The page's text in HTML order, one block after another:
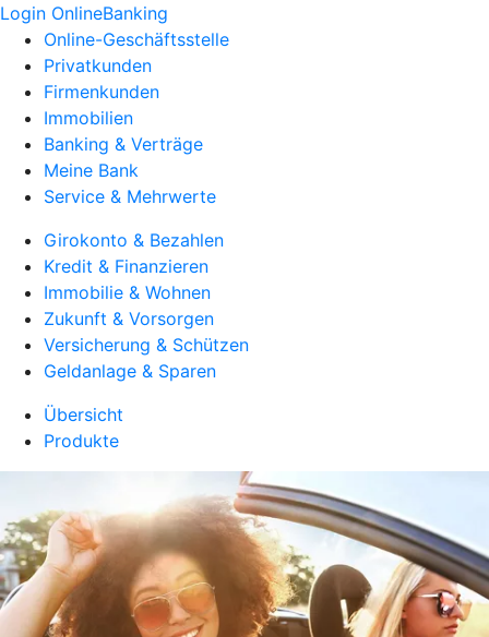
Login OnlineBanking
Online-Geschäftsstelle
Privatkunden
Firmenkunden
Immobilien
Banking & Verträge
Meine Bank
Service & Mehrwerte
Girokonto & Bezahlen
Kredit & Finanzieren
Immobilie & Wohnen
Zukunft & Vorsorgen
Versicherung & Schützen
Geldanlage & Sparen
Übersicht
Produkte